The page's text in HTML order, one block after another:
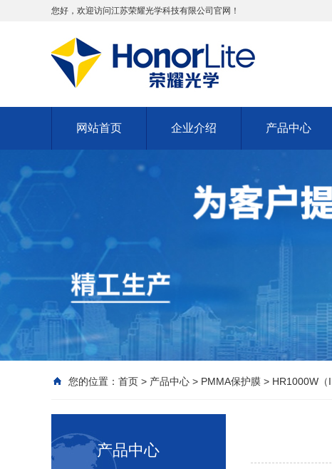
您好，欢迎访问江苏荣耀光学科技有限公司官网！
网站首页 企业介绍 产品中心
您的位置： 首页 > 产品中心 > PMMA保护膜 > HR1000W（II
产品中心